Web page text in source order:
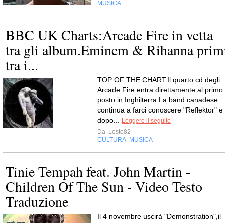
MUSICA
BBC UK Charts:Arcade Fire in vetta
tra gli album.Eminem & Rihanna
tra i...
TOP OF THE CHART:Il quarto cd degli
Arcade Fire entra direttamente al primo
posto in Inghilterra.La band canadese
continua a farci conoscere "Reflektor" e
dopo...
Leggere il seguito
Da Lesto82
CULTURA MUSICA
Tinie Tempah feat. John Martin -
Children Of The Sun - Video Testo
Traduzione
Il 4 novembre uscirà "Demonstration",il